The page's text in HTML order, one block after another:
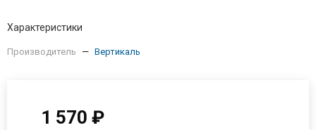
Характеристики
Производитель — Вертикаль
1 570 ₽